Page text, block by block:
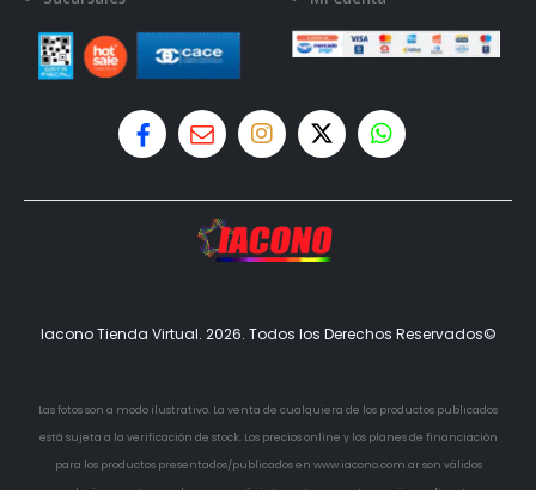
Iacono Tienda Virtual. 2026. Todos los Derechos Reservados©
Las fotos son a modo ilustrativo. La venta de cualquiera de los productos publicados
está sujeta a la verificación de stock. Los precios online y los planes de financiación
para los productos presentados/publicados en www.iacono.com.ar son válidos